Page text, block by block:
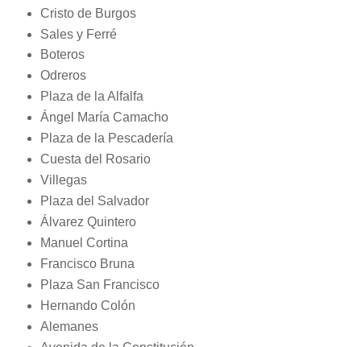
Cristo de Burgos
Sales y Ferré
Boteros
Odreros
Plaza de la Alfalfa
Ángel María Camacho
Plaza de la Pescadería
Cuesta del Rosario
Villegas
Plaza del Salvador
Álvarez Quintero
Manuel Cortina
Francisco Bruna
Plaza San Francisco
Hernando Colón
Alemanes